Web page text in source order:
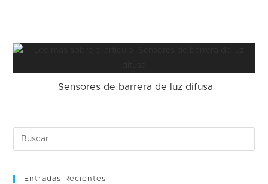
Sensores de barrera de luz difusa
Entradas Recientes